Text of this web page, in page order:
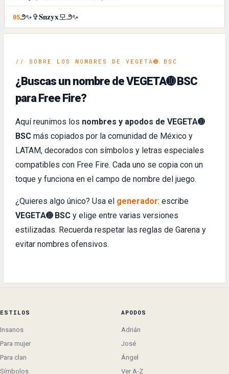
05౨ৎ⋆✞𝐒𝐧𝐳𝐲𝐱모౨ৎ⋆
// SOBRE LOS NOMBRES DE VEGETA➓ BSC
¿Buscas un nombre de VEGETA➓ BSC
para Free Fire?
Aquí reunimos los nombres y apodos de VEGETA➓
BSC más copiados por la comunidad de México y
LATAM, decorados con símbolos y letras especiales
compatibles con Free Fire. Cada uno se copia con un
toque y funciona en el campo de nombre del juego.
¿Quieres algo único? Usa el generador: escribe
VEGETA➓ BSC y elige entre varias versiones
estilizadas. Recuerda respetar las reglas de Garena y
evitar nombres ofensivos.
ESTILOS
Insanos
Para mujer
Para clan
Símbolos
APODOS
Adrián
José
Ángel
Ver A-Z